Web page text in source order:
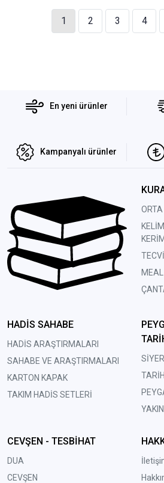
1 2 3 4
En yeni ürünler
Kampanyalı ürünler
KERİM
HADİS SAHABE
HADİS ARAŞTIRMALARI
SAHABE VE ARAŞTIRMALARI
KARTON KAPAK
TAKIM HADİS SETLERİ
SİYER
TARİH
CEVŞEN - TESBİHAT
DUA
CEVŞEN